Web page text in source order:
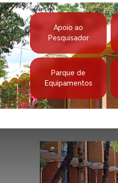
Apoio ao
Pesquisador
Parque de
Equipamentos